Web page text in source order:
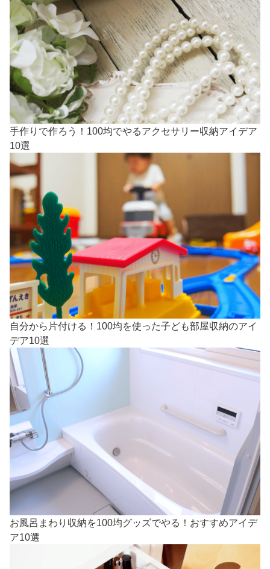
手作りで作ろう！100均でやるアクセサリー収納アイデア
10選
自分から片付ける！100均を使った子ども部屋収納のアイ
デア10選
お風呂まわり収納を100均グッズでやる！おすすめアイデ
ア10選